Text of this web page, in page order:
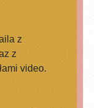
z
z
video.